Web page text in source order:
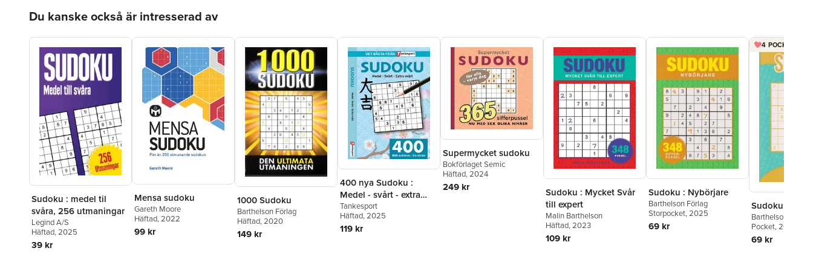
Du kanske också är intresserad av
Sudoku : medel til
svåra, 256 utmaningar
Legind A/S
Häftad, 2025
39 kr
Mensa sudoku
Gareth Moore
Häftad, 2022
99 kr
1000 Sudoku
Barthelson Förlag
Häftad, 2020
149 kr
400 nya Sudoku :
Medel - svårt - extra
svårt
Tankesport
Häftad, 2025
119 kr
Supermycket sudoku
Bokförlaget Semic
Häftad, 2024
249 kr
Sudoku : Mycket Svår
till expert
Malin Barthelson
Häftad, 2023
109 kr
Sudoku : Nybörjare
Barthelson Förlag
Storpocket, 2025
69 kr
4 POCKET FÖR
Sudoku Expert
Barthelson Förlag
Pocket, 2023
69 kr